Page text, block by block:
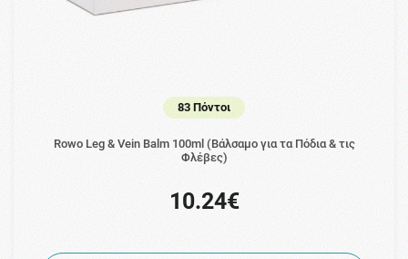
83 Πόντοι
Rowo Leg & Vein Balm 100ml (Βάλσαμο για τα Πόδια & τις
Φλέβες)
10.24€